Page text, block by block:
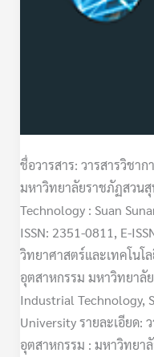
ชื่อวารสาร: วารสารวิชา
มหาวิทยาลัยราชภัฏสวน
Technology : Suan
ISSN: 2351-0811, E-
วิทยาศาสตร์และเทคโน
อุตสาหกรรม มหาวิทยา
Industrial Technology,
University รายละเอียด:
อุตสาหกรรม : มหาวิทยา